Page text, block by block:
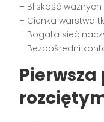
– Bliskość
– Cienka warstwa
– Bogata sieć
– Bezpośredni